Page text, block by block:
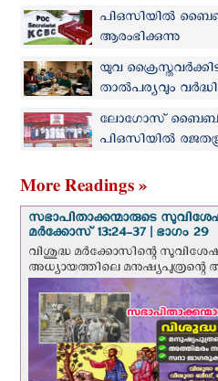
പിഒസിയിൽ
ആരംഭിക്കുന്നു
യുവ
താല്‍പര്യവും
സര്‍വ്വേ ഫലം
ലോഗോസ് ബൈബിൾ
പിഒസിയിൽ
More Readings »
സഭാപിതാക്കന്മാരുടെ
മര്‍ക്കോസ് 13:24-37 | ഭാഗം 29
വിശുദ്ധ മര്‍ക്കോസിന്റെ
അധ്യായത്തിലെ മനുഷ്യപുത്രന്റെ